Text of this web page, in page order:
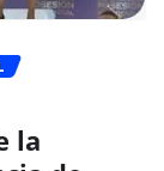
la